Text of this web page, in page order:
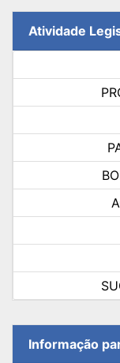
Atividade
Informação